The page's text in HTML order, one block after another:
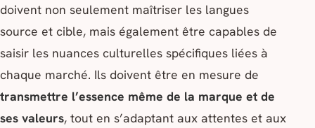
doivent non seulement maîtriser les langues
source et cible, mais également être capables de
saisir les nuances culturelles spécifiques liées à
chaque marché. Ils doivent être en mesure de
transmettre l’essence même de la marque et de
ses valeurs, tout en s’adaptant aux attentes et aux